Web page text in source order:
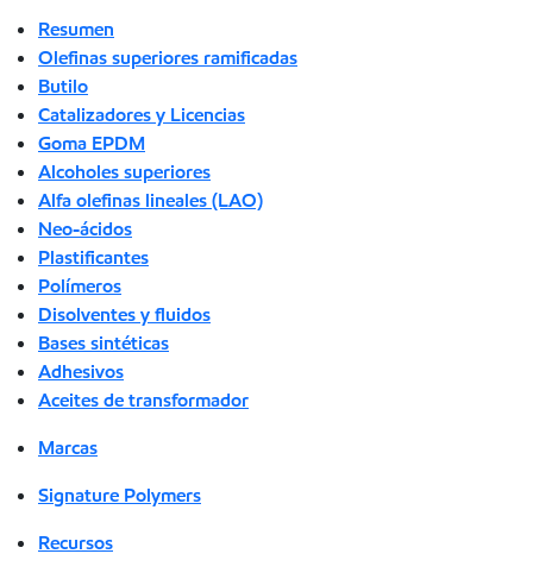
Resumen
Olefinas superiores ramificadas
Butilo
Catalizadores y Licencias
Goma EPDM
Alcoholes superiores
Alfa olefinas lineales (LAO)
Neo-ácidos
Plastificantes
Polímeros
Disolventes y fluidos
Bases sintéticas
Adhesivos
Aceites de transformador
Marcas
Signature Polymers
Recursos